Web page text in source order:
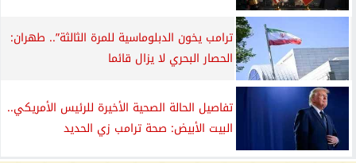
ترامب يخون الدبلوماسية للمرة الثالثة”.. طهران:
الحصار البحري لا يزال قائما
تفاصيل الحالة الصحية الأخيرة للرئيس الأمريكي..
البيت الأبيض: صحة ترامب زي الحديد